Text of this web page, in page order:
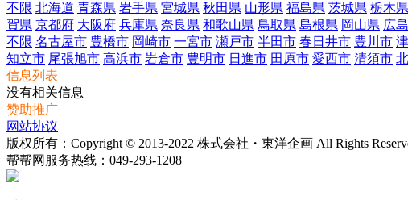
不限 北海道 青森県 岩手県 宮城県 秋田県 山形県 福島県 茨城県 栃木県
賀県 京都府 大阪府 兵庫県 奈良県 和歌山県 鳥取県 島根県 岡山県 広
不限 名古屋市 豊橋市 岡崎市 一宮市 瀬戸市 半田市 春日井市 豊川市
知立市 尾張旭市 高浜市 岩倉市 豊明市 日進市 田原市 愛西市 清須市
信息列表
没有相关信息
赞助推广
网站协议
版权所有：Copyright © 2013-2022 株式会社・東洋企画 All Rights
帮帮网服务热线： 049-293-1208